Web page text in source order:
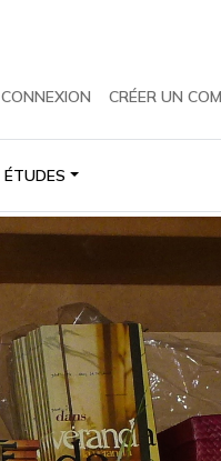
CONNEXION CRÉER UN
ÉTUDES